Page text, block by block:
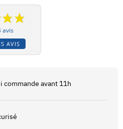
avis
AVIS
commande avant 11h